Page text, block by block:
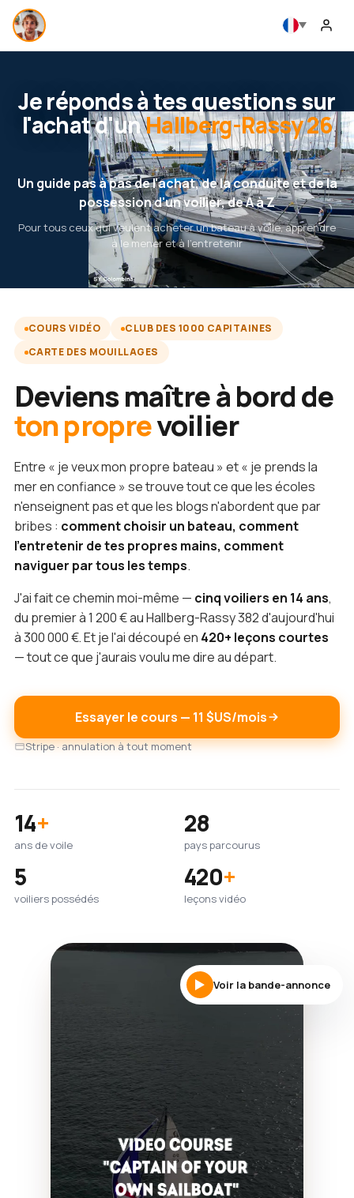
Je réponds à tes questions sur
l'achat d'unHallberg-Rassy 26
Un guide pas à pas de l'achat, de la conduite et de la
possession d'un voilier, de A à Z
Pour tous ceux qui veulent acheter un bateau à voile, apprendre
à le mener et à l'entretenir
COURS VIDÉO
CLUB DES 1000 CAPITAINES
CARTE DES MOUILLAGES
Deviens maître à bord de
ton proprevoilier
Entre « je veux mon propre bateau » et « je prends la
mer en confiance » se trouve tout ce que les écoles
n'enseignent pas et que les blogs n'abordent que par
bribes : comment choisir un bateau, comment
l'entretenir de tes propres mains, comment
naviguer par tous les temps.
J'ai fait ce chemin moi-même — cinq voiliers en 14 ans,
du premier à 1 200 € au Hallberg-Rassy 382 d'aujourd'hui
à 300 000 €. Et je l'ai découpé en 420+ leçons courtes
— tout ce que j'aurais voulu me dire au départ.
Essayer le cours — 11 $US/mois
Stripe · annulation à tout moment
14+
ans de voile
28
pays parcourus
5
voiliers possédés
420+
leçons vidéo
Voir la bande-annonce